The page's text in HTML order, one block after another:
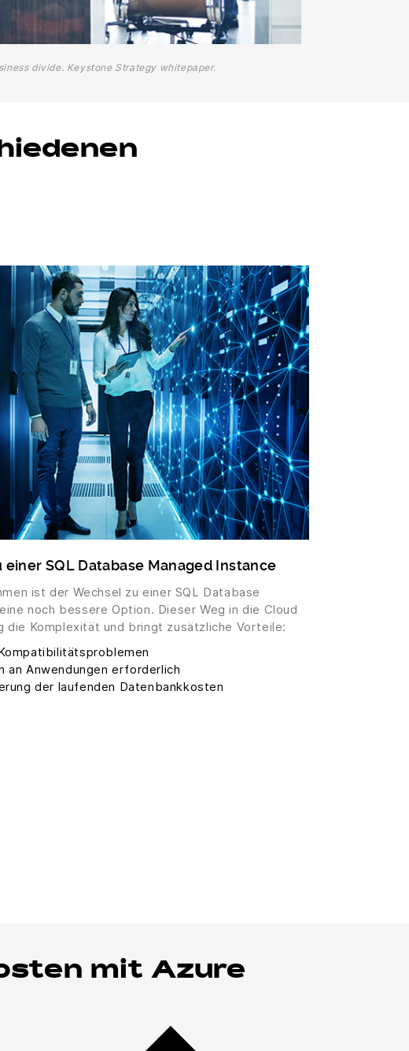
divide. Keystone Strategy whitepaper.
einer SQL Database Managed Instance
ist der Wechsel zu einer SQL Database
noch bessere Option. Dieser Weg in die Cloud
die Komplexität und bringt zusätzliche Vorteile:
an Anwendungen erforderlich
der laufenden Datenbankkosten
mit Azure